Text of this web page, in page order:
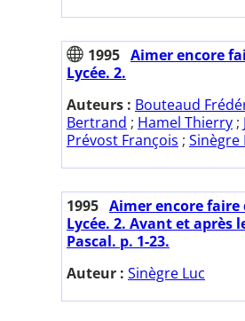
1995 Aimer encore
Lycée. 2.
Auteurs : Bouteaud
Bertrand ; Hamel Thierry ;
Prévost François ; Sinègre
1995 Aimer encore faire
Lycée. 2. Avant et après
Pascal. p. 1-23.
Auteur : Sinègre Luc